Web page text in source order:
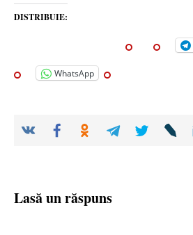
DISTRIBUIE:
WhatsApp
Lasă un răspuns